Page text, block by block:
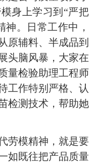
身上学习到“严把
神。日常工作中，
原辅料、半成品到
头脑风暴，大家在
量检验助理工程师
工作特别严格、认
检测技术，帮助她
模精神，就是要
如既往把产品质量